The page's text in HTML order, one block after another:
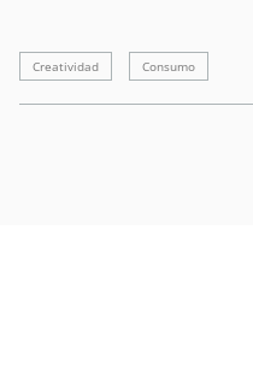
Creatividad Consumo